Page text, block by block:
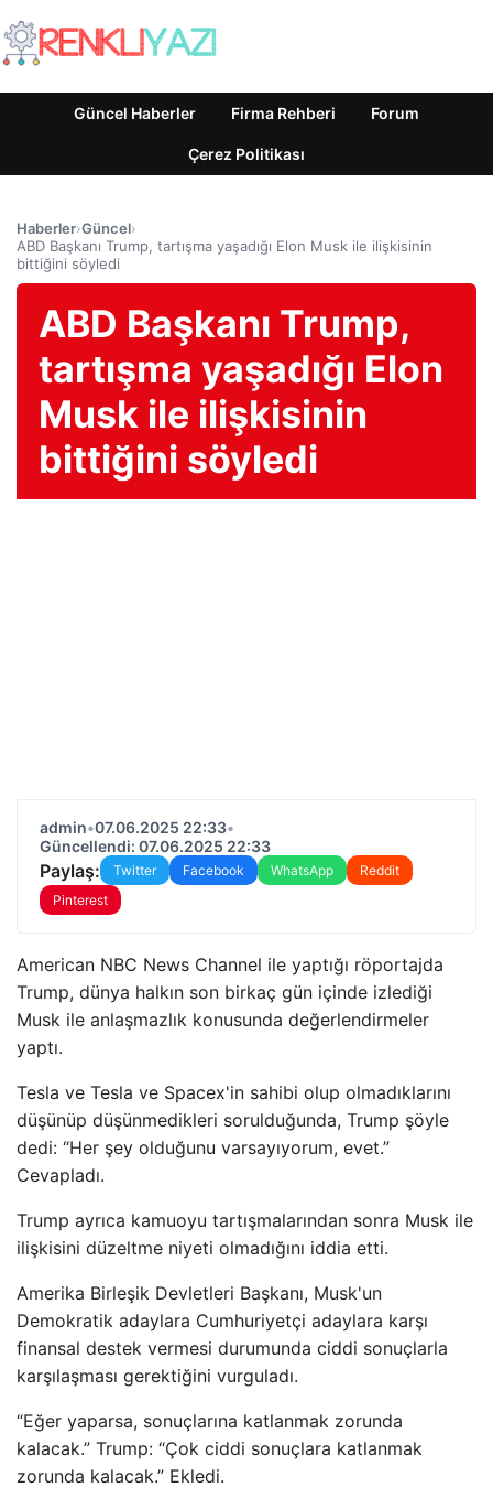
Güncel Haberler Firma Rehberi Forum
Çerez Politikası
Haberler›Güncel›
ABD Başkanı Trump, tartışma yaşadığı Elon Musk ile ilişkisinin
bittiğini söyledi
ABD Başkanı Trump,
tartışma yaşadığı Elon
Musk ile ilişkisinin
bittiğini söyledi
admin•07.06.2025 22:33•
Güncellendi: 07.06.2025 22:33
Paylaş: Twitter Facebook WhatsApp
Reddit
Pinterest
American NBC News Channel ile yaptığı röportajda
Trump, dünya halkın son birkaç gün içinde izlediği
Musk ile anlaşmazlık konusunda değerlendirmeler
yaptı.
Tesla ve Tesla ve Spacex'in sahibi olup olmadıklarını
düşünüp düşünmedikleri sorulduğunda, Trump şöyle
dedi: “Her şey olduğunu varsayıyorum, evet.”
Cevapladı.
Trump ayrıca kamuoyu tartışmalarından sonra Musk ile
ilişkisini düzeltme niyeti olmadığını iddia etti.
Amerika Birleşik Devletleri Başkanı, Musk'un
Demokratik adaylara Cumhuriyetçi adaylara karşı
finansal destek vermesi durumunda ciddi sonuçlarla
karşılaşması gerektiğini vurguladı.
“Eğer yaparsa, sonuçlarına katlanmak zorunda
kalacak.” Trump: “Çok ciddi sonuçlara katlanmak
zorunda kalacak.” Ekledi.